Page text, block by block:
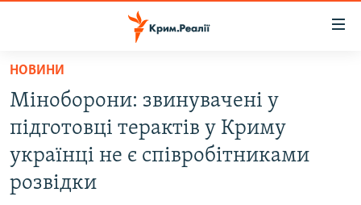
Перейти
основного
матеріалу
Перейти
до
основної
НОВИНИ
ВОДА.КРИМ
ВІДЕО ТА ФОТО
ПОЛІТИКА
НОВИНИ
Міноборони: звинувачені у
підготовці терактів у Криму
українці не є співробітниками
розвідки